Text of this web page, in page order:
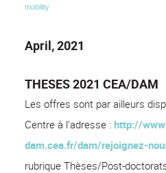
mobility
April, 2021
THESES 2021 CEA/DAM
Les offres sont par ailleurs
Centre à l’adresse : http://
dam.cea.fr/dam/rejoignez-
rubrique Thèses/Post-